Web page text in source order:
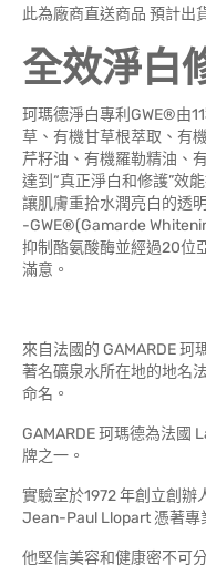
此為廠商直送商品 預計出
全效淨白
珂瑪德淨白專利GWE®由
草、有機甘草根萃取、有
芹籽油、有機羅勒精油、
達到“真正淨白和修護”效
讓肌膚重拾水潤亮白的透
-GWE®(Gamarde
抑制酪氨酸酶並經過20位
滿意。
來自法國的 GAMARDE
著名礦泉水所在地的地名
命名。
GAMARDE 珂瑪德為法國
牌之一。
實驗室於1972 年創立創辦
Jean-Paul Llopart 憑著專
他堅信美容和健康密不可